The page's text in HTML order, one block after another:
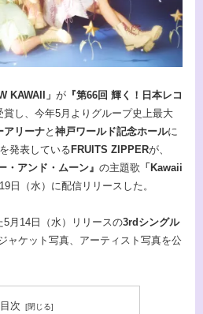
KAWAII」 が 『第66回 輝く！日本レコ
賞し、今年5月よりグループ史上最大
アリーナと 神戸ワールド記念ホールに
発表しているFRUITS ZIPPERが、
・アンド・ムーン』 の主題歌 「Kawaii
日（水）に配信リリースした。
月14日（水）リリースの3rdシングル
ャケット写真、アーティスト写真を公
目次